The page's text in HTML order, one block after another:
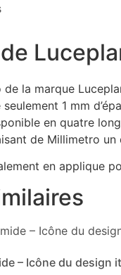
la marque
1 mm
en quatre
de Millimetro
en applique
– Icône du design